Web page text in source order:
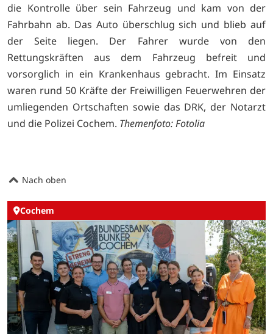
die Kontrolle über sein Fahrzeug und kam von der
Fahrbahn ab. Das Auto überschlug sich und blieb auf
der Seite liegen. Der Fahrer wurde von den
Rettungskräften aus dem Fahrzeug befreit und
vorsorglich in ein Krankenhaus gebracht. Im Einsatz
waren rund 50 Kräfte der Freiwilligen Feuerwehren der
umliegenden Ortschaften sowie das DRK, der Notarzt
und die Polizei Cochem. Themenfoto: Fotolia
Nach oben
Cochem